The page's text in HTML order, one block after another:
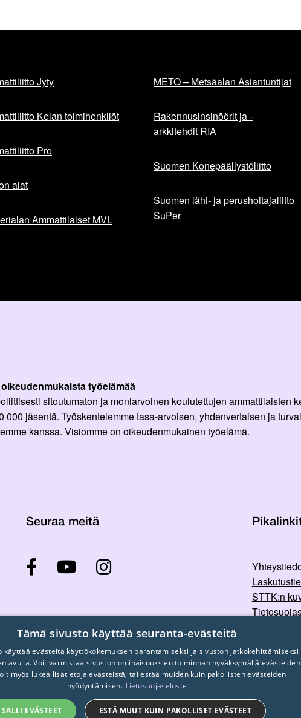
Jyty
Kelan toimihenkilöt
Pro
alat
Ammattilaiset MVL
METO – Metsäalan Asiantuntijat
Rakennusinsinöörit ja -
arkkitehdit RIA
Suomen Konepäällystöliitto
Suomen lähi- ja perushoitajaliitto
SuPer
työelämää
sitoutumaton ja moniarvoinen koulutettujen ammattilaisten
000 jäsentä. Työskentelemme tasa-arvoisen, yhdenvertaisen ja
kanssa. Visiomme on oikeudenmukainen työelämä.
Seuraa meitä
STTK:n
© 2026 STTK. Made with ❤ byAvoin.Systems
Tämä sivusto käyttää seuranta-evästeitä
käyttää evästeitä käyttökokemuksen parantamiseksi ja sivuston jatkokehittämiseksi
avulla. Voit varmistaa sivuston ominaisuuksien toiminnan hyväksymällä evästeiden
myös lukea lisätietoja evästeistä, tai estää muiden kuin pakollisten evästeiden
hyödyntämisen.Tietosuojaseloste
SALLI EVÄSTEET ESTÄ MUUT KUIN PAKOLLISET EVÄSTEET